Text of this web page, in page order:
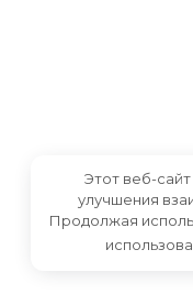
Этот веб-
улучшения
Продолжая